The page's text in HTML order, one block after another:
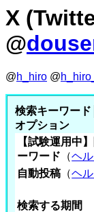
X
@
@h_hiro @h_hiro_
検索キーワード
オプション
【試験運用中
ーワード （ヘ
自動投稿 （ヘ
検索する期間